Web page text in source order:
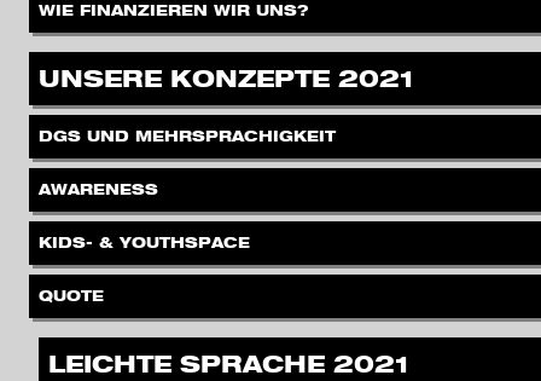
WIE FINANZIEREN WIR UNS?
UNSERE KONZEPTE 2021
DGS UND MEHRSPRACHIGKEIT.
AWARENESS.
KIDS- & YOUTHSPACE.
QUOTE.
LEICHTE SPRACHE 2021